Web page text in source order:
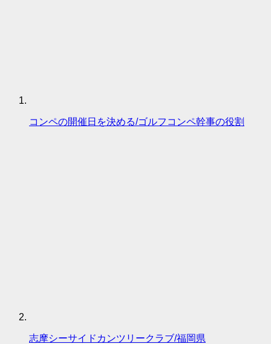
コンペの開催日を決める/ゴルフコンペ幹事の役割
志摩シーサイドカンツリークラブ/福岡県